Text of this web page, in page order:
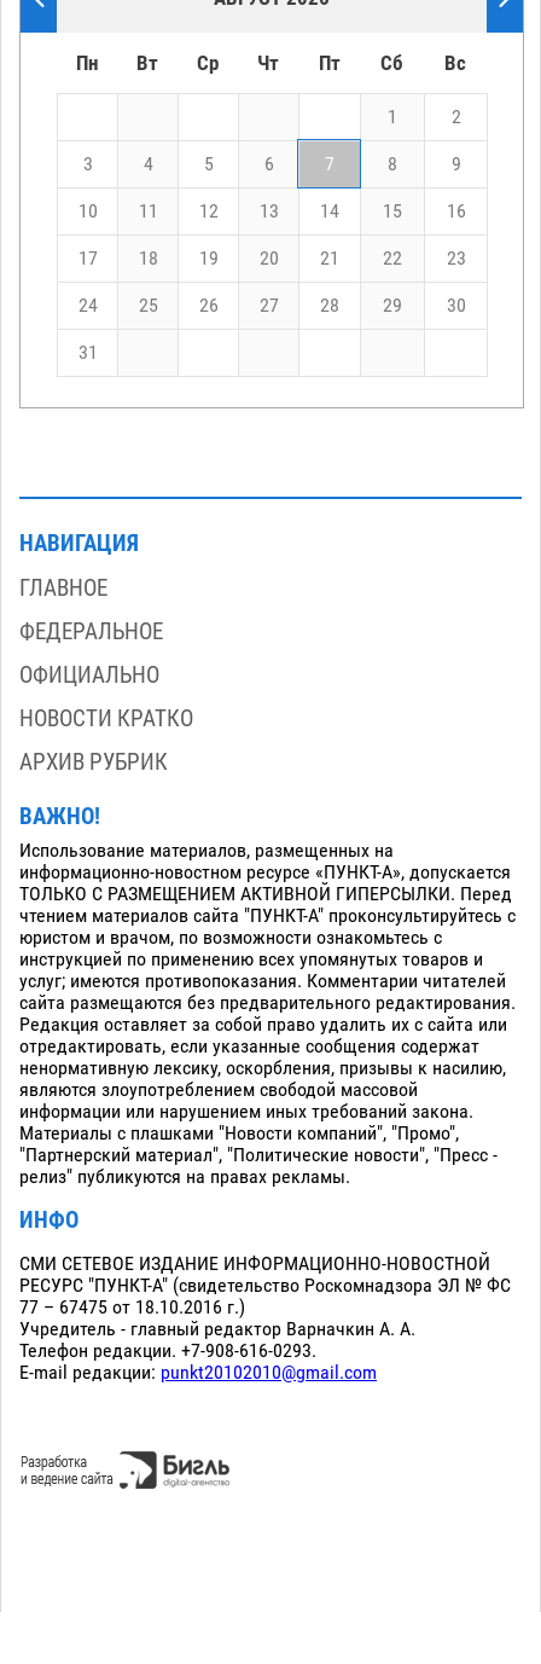
Пн Вт Ср Чт Пт Сб Вс
1 2
3 4 5 6 7 8 9
10 11 12 13 14 15 16
17 18 19 20 21 22 23
24 25 26 27 28 29 30
31
НАВИГАЦИЯ
ГЛАВНОЕ
ФЕДЕРАЛЬНОЕ
ОФИЦИАЛЬНО
НОВОСТИ КРАТКО
АРХИВ РУБРИК
ВАЖНО!
Использование материалов, размещенных на
информационно-новостном ресурсе «ПУНКТ-А», допускается
ТОЛЬКО С РАЗМЕЩЕНИЕМ АКТИВНОЙ ГИПЕРСЫЛКИ. Перед
чтением материалов сайта "ПУНКТ-А" проконсультируйтесь с
юристом и врачом, по возможности ознакомьтесь с
инструкцией по применению всех упомянутых товаров и
услуг; имеются противопоказания. Комментарии читателей
сайта размещаются без предварительного редактирования.
Редакция оставляет за собой право удалить их с сайта или
отредактировать, если указанные сообщения содержат
ненормативную лексику, оскорбления, призывы к насилию,
являются злоупотреблением свободой массовой
информации или нарушением иных требований закона.
Материалы с плашками "Новости компаний", "Промо",
"Партнерский материал", "Политические новости", "Пресс -
релиз" публикуются на правах рекламы.
ИНФО
СМИ СЕТЕВОЕ ИЗДАНИЕ ИНФОРМАЦИОННО-НОВОСТНОЙ
РЕСУРС "ПУНКТ-А" (свидетельство Роскомнадзора ЭЛ № ФС
77 – 67475 от 18.10.2016 г.)
Учредитель - главный редактор Варначкин А. А.
Телефон редакции. +7-908-616-0293.
E-mail редакции: punkt20102010@gmail.com